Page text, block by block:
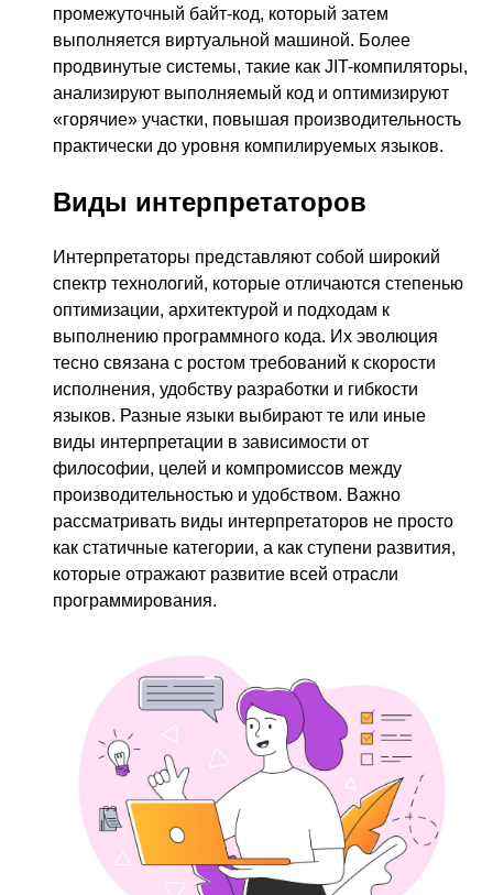
промежуточный байт-код, который затем
выполняется виртуальной машиной. Более
продвинутые системы, такие как JIT-компиляторы,
анализируют выполняемый код и оптимизируют
«горячие» участки, повышая производительность
практически до уровня компилируемых языков.
Виды интерпретаторов
Интерпретаторы представляют собой широкий
спектр технологий, которые отличаются степенью
оптимизации, архитектурой и подходам к
выполнению программного кода. Их эволюция
тесно связана с ростом требований к скорости
исполнения, удобству разработки и гибкости
языков. Разные языки выбирают те или иные
виды интерпретации в зависимости от
философии, целей и компромиссов между
производительностью и удобством. Важно
рассматривать виды интерпретаторов не просто
как статичные категории, а как ступени развития,
которые отражают развитие всей отрасли
программирования.